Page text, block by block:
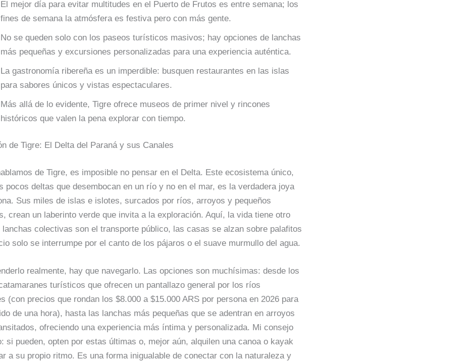
El mejor día para evitar multitudes en el Puerto de Frutos es entre semana; los
fines de semana la atmósfera es festiva pero con más gente.
No se queden solo con los paseos turísticos masivos; hay opciones de lanchas
más pequeñas y excursiones personalizadas para una experiencia auténtica.
La gastronomía ribereña es un imperdible: busquen restaurantes en las islas
para sabores únicos y vistas espectaculares.
Más allá de lo evidente, Tigre ofrece museos de primer nivel y rincones
históricos que valen la pena explorar con tiempo.
de Tigre: El Delta del Paraná y sus Canales
de Tigre, es imposible no pensar en el Delta. Este ecosistema único,
pocos deltas que desembocan en un río y no en el mar, es la verdadera joya
Sus miles de islas e islotes, surcados por ríos, arroyos y pequeños
crean un laberinto verde que invita a la exploración. Aquí, la vida tiene otro
lanchas colectivas son el transporte público, las casas se alzan sobre palafitos
solo se interrumpe por el canto de los pájaros o el suave murmullo del agua.
realmente, hay que navegarlo. Las opciones son muchísimas: desde los
turísticos que ofrecen un pantallazo general por los ríos
(con precios que rondan los $8.000 a $15.000 ARS por persona en 2026 para
de una hora), hasta las lanchas más pequeñas que se adentran en arroyos
ofreciendo una experiencia más íntima y personalizada. Mi consejo
si pueden, opten por estas últimas o, mejor aún, alquilen una canoa o kayak
a su propio ritmo. Es una forma inigualable de conectar con la naturaleza y